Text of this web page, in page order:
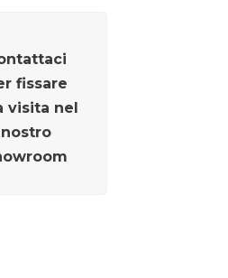
fissare
visita nel
nostro